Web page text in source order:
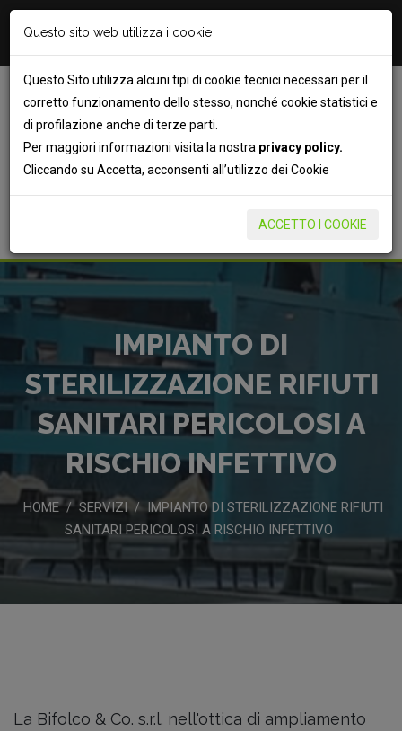
Questo sito web utilizza i cookie
Questo Sito utilizza alcuni tipi di cookie tecnici necessari per il
corretto funzionamento dello stesso, nonché cookie statistici e
di profilazione anche di terze parti.
Per maggiori informazioni visita la nostra privacy policy.
Cliccando su Accetta, acconsenti all’utilizzo dei Cookie
ACCETTO I COOKIE
IMPIANTO DI
STERILIZZAZIONE RIFIUTI
SANITARI PERICOLOSI A
RISCHIO INFETTIVO
HOME / SERVIZI /
IMPIANTO DI STERILIZZAZIONE RIFIUTI
SANITARI PERICOLOSI A RISCHIO INFETTIVO
La Bifolco & Co. s.r.l. nell'ottica di ampliamento